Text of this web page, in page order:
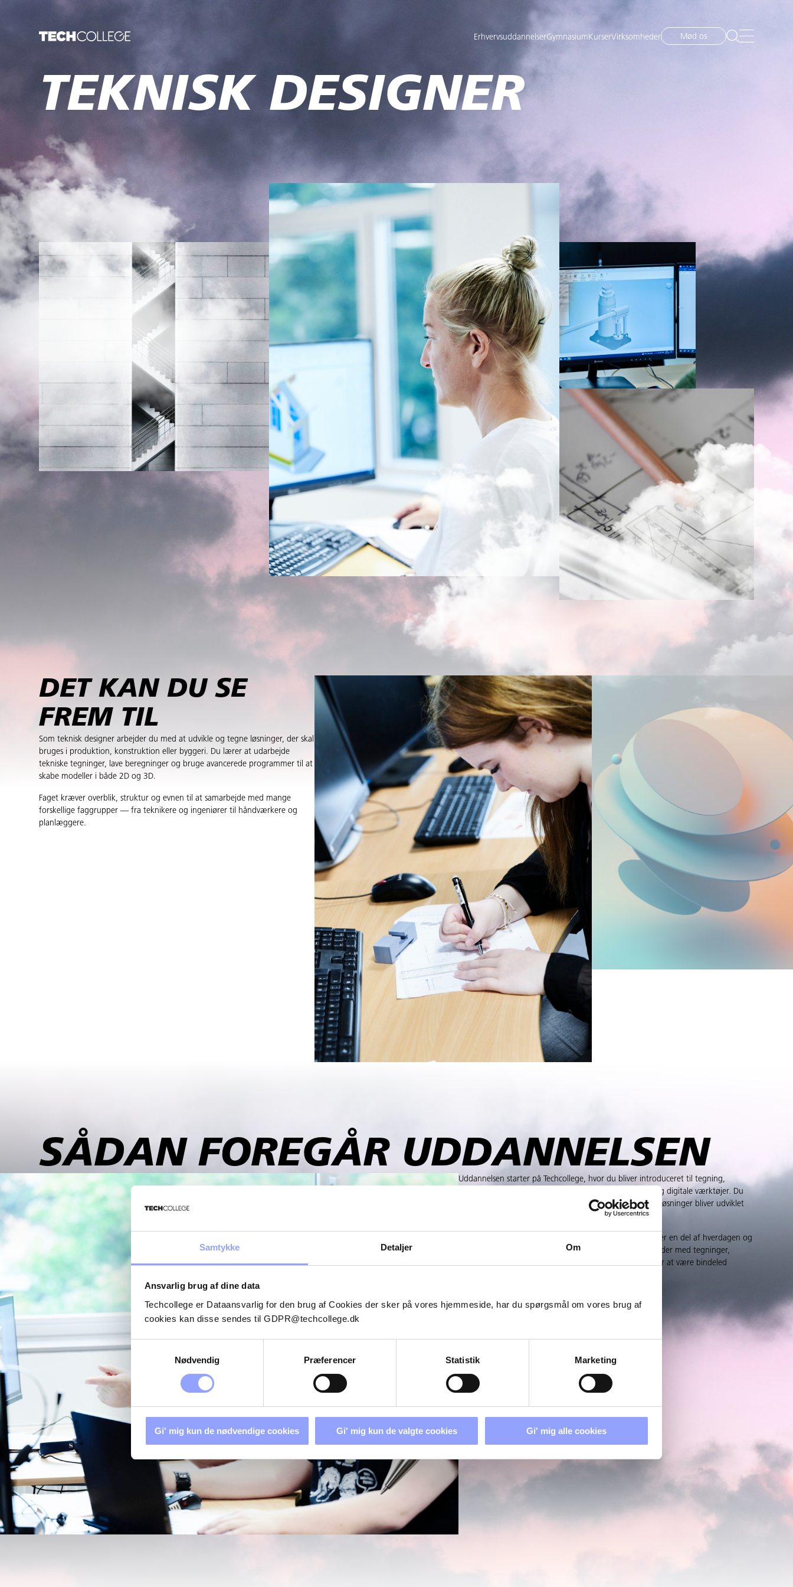
Samtykke Detaljer Om
Ansvarlig brug af dine data
Techcollege er Dataansvarlig for den brug af Cookies der sker på vores hjemmeside, har du spørgsmål om vores brug af
cookies kan disse sendes til GDPR@techcollege.dk
Samtykkevalg
Nødvendig
Præferencer Statistik Marketing
Gi' mig kun de nødvendige cookies Gi' mig kun de valgte cookies Gi' mig alle cookies
ErhvervsuddannelserGymnasium KurserVirksomheder Mød os
TEKNISK DESIGNER
DET KAN DU SE
FREM TIL
Som teknisk designer arbejder du med at udvikle og tegne løsninger, der skal
bruges i produktion, konstruktion eller byggeri. Du lærer at udarbejde
tekniske tegninger, lave beregninger og bruge avancerede programmer til at
skabe modeller i både 2D og 3D.
Faget kræver overblik, struktur og evnen til at samarbejde med mange
forskellige faggrupper — fra teknikere og ingeniører til håndværkere og
planlæggere.
SÅDAN FOREGÅR UDDANNELSEN
Uddannelsen starter på Techcollege, hvor du bliver introduceret til tegning,
konstruktion, beregninger, designprocesser, materialer og digitale værktøjer. Du
lærer at arbejde systematisk og forstå, hvordan tekniske løsninger bliver udviklet
Derefter kommer du i lære i en virksomhed, hvor du bliver en del af hverdagen og
får opgaver i takt med, at du bliver klar til dem. Du arbejder med tegninger,
beregninger, dokumentation og planlægning — og lærer at være bindeled